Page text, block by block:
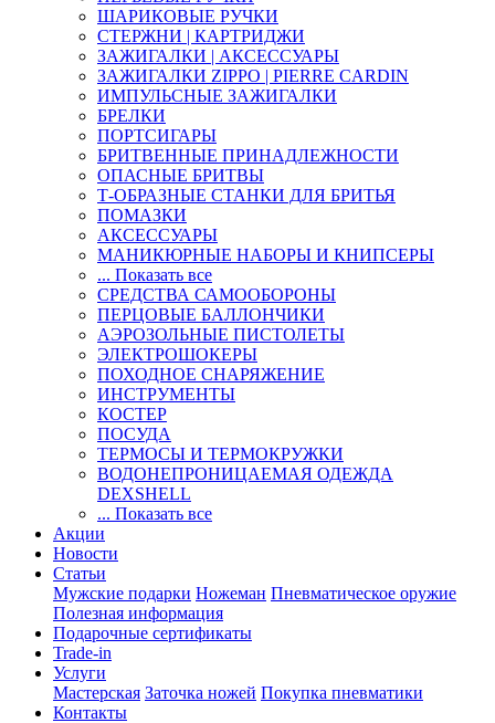
ШАРИКОВЫЕ РУЧКИ
СТЕРЖНИ | КАРТРИДЖИ
ЗАЖИГАЛКИ | АКСЕССУАРЫ
ЗАЖИГАЛКИ ZIPPO | PIERRE CARDIN
ИМПУЛЬСНЫЕ ЗАЖИГАЛКИ
БРЕЛКИ
ПОРТСИГАРЫ
БРИТВЕННЫЕ ПРИНАДЛЕЖНОСТИ
ОПАСНЫЕ БРИТВЫ
Т-ОБРАЗНЫЕ СТАНКИ ДЛЯ БРИТЬЯ
ПОМАЗКИ
АКСЕССУАРЫ
МАНИКЮРНЫЕ НАБОРЫ И КНИПСЕРЫ
... Показать все
СРЕДСТВА САМООБОРОНЫ
ПЕРЦОВЫЕ БАЛЛОНЧИКИ
АЭРОЗОЛЬНЫЕ ПИСТОЛЕТЫ
ЭЛЕКТРОШОКЕРЫ
ПОХОДНОЕ СНАРЯЖЕНИЕ
ИНСТРУМЕНТЫ
КОСТЕР
ПОСУДА
ТЕРМОСЫ И ТЕРМОКРУЖКИ
ВОДОНЕПРОНИЦАЕМАЯ ОДЕЖДА
DEXSHELL
... Показать все
Акции
Новости
Статьи
Мужские подарки Ножеман Пневматическое оружие
Полезная информация
Подарочные сертификаты
Trade-in
Услуги
Мастерская Заточка ножей Покупка пневматики
Контакты